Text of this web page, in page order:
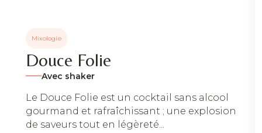
Mixologie
Douce Folie
Avec shaker
Le Douce Folie est un cocktail sans alcool
gourmand et rafraîchissant ; une explosion
de saveurs tout en légèreté...